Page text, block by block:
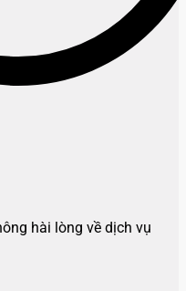
hài lòng về dịch vụ